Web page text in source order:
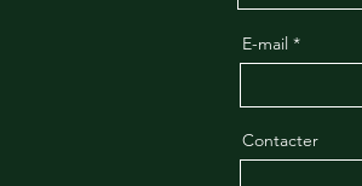
E-mail
Contacter